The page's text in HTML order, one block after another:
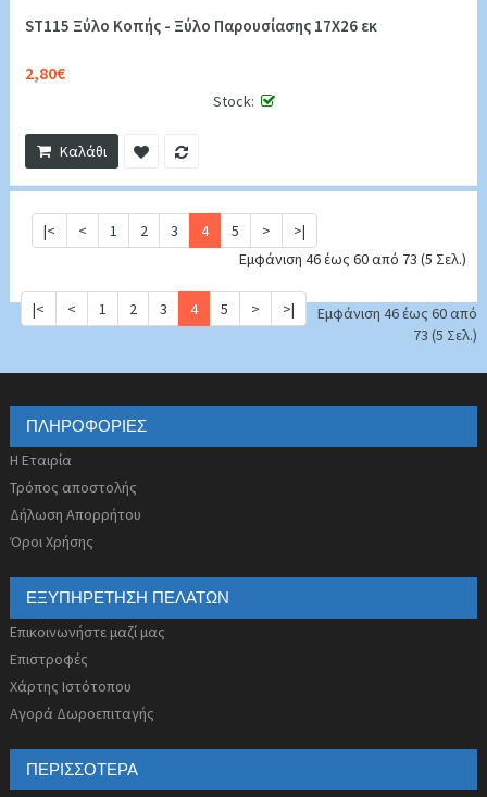
ST115 Ξύλο Κοπής - Ξύλο Παρουσίασης 17Χ26 εκ
2,80€
Stock:
Καλάθι
|< < 1 2 3 4 5 >
>|
Εμφάνιση 46 έως 60 από 73 (5 Σελ.)
|< < 1 2 3 4 5 > >|
Εμφάνιση 46 έως 60 από
73 (5 Σελ.)
ΠΛΗΡΟΦΟΡΊΕΣ
Η Εταιρία
Τρόπος αποστολής
Δήλωση Απορρήτου
Όροι Χρήσης
ΕΞΥΠΗΡΈΤΗΣΗ ΠΕΛΑΤΏΝ
Επικοινωνήστε μαζί μας
Επιστροφές
Χάρτης Ιστότοπου
Αγορά Δωροεπιταγής
ΠΕΡΙΣΣΌΤΕΡΑ